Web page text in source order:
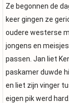
Ze begonnen de
keer gingen ze
oudere westerse
jongens en
passen. Jan liet
paskamer duwde
en liet zijn vinger
eigen pik werd